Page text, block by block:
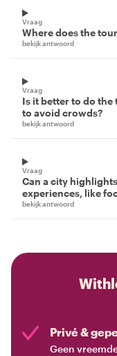
Vraag
Where does the
bekijk antwoord
Vraag
Is it better to do
to avoid crowds?
bekijk antwoord
Vraag
Can a city
experiences, like
bekijk antwoord
Privé &
Geen